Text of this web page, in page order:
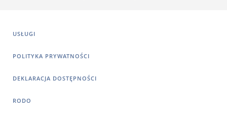
USŁUGI
POLITYKA PRYWATNOŚCI
DEKLARACJA DOSTĘPNOŚCI
RODO